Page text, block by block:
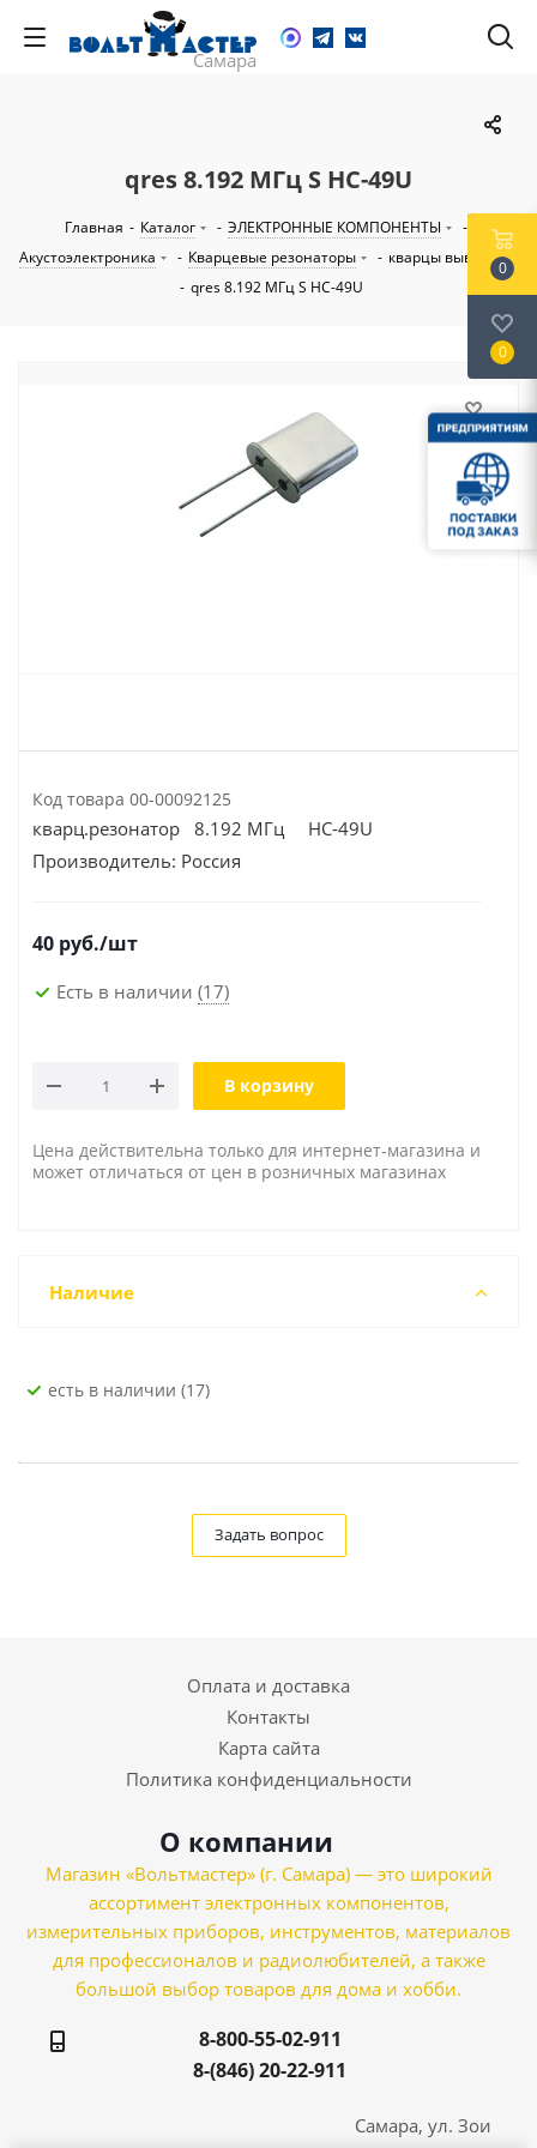
qres 8.192 МГц S HC-49U
Главная - Каталог - ЭЛЕКТРОННЫЕ КОМПОНЕНТЫ
-
Акустоэлектроника
- Кварцевые резонаторы - кварцы выводные
- qres 8.192 МГц S HC-49U
Код товара 00-00092125
кварц.резонатор 8.192 МГц HC-49U
Производитель: Россия
40 руб./шт
Есть в наличии (17)
В корзину
Цена действительна только для интернет-магазина и
может отличаться от цен в розничных магазинах
Наличие
Есть в наличии (17)
Задать вопрос
Оплата и доставка
Контакты
Карта сайта
Политика конфиденциальности
О компании
Магазин «Вольтмастер» (г. Самара) — это широкий
ассортимент электронных компонентов,
измерительных приборов, инструментов, материалов
для профессионалов и радиолюбителей, а также
большой выбор товаров для дома и хобби.
8-800-55-02-911
8-(846) 20-22-911
Самара, ул. Зои
0
0